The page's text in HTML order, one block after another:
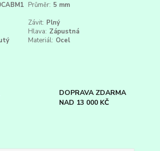
Průměr: 5 mm
Závit: Plný
Hlava: Zápustná
Materiál: Ocel
DOPRAVA ZDARMA
NAD 13 000 KČ